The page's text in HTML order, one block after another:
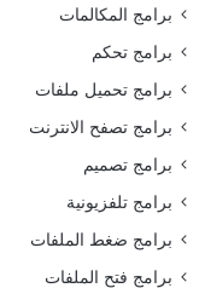
برامج المكالمات
برامج تحكم
برامج تحميل ملفات
برامج تصفح الانترنت
برامج تصميم
برامج تلفزيونية
برامج ضغط الملفات
برامج فتح الملفات